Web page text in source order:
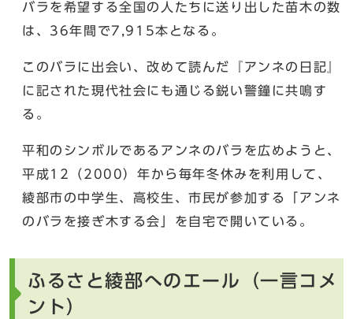
バラを希望する全国の人たちに送り出した苗木の数
は、36年間で7,915本となる。
このバラに出会い、改めて読んだ『アンネの日記』
に記された現代社会にも通じる鋭い警鐘に共鳴す
る。
平和のシンボルであるアンネのバラを広めようと、
平成12（2000）年から毎年冬休みを利用して、
綾部市の中学生、高校生、市民が参加する「アンネ
のバラを接ぎ木する会」を自宅で開いている。
ふるさと綾部へのエール（一言コメ
ント）